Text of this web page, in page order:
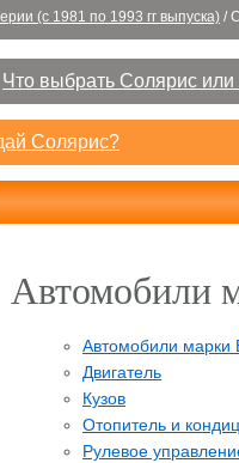
(c 1981 по 1993 гг выпуска) /
Что выбрать Солярис или
Солярис?
Автомобили
Автомобили марки
Двигатель
Кузов
Отопитель и
Рулевое